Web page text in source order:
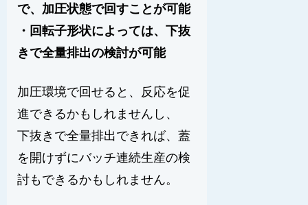
で、加圧状態で回すことが可能
・ 回転子形状によっては、下抜
きで全量排出の検討が可能
加圧環境で回せると、反応を促
進できるかもしれませんし、
下抜きで全量排出できれば、蓋
を開けずにバッチ連続生産の検
討もできるかもしれません。